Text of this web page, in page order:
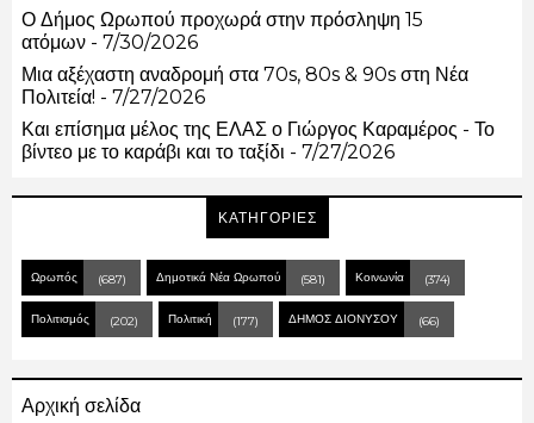
Ο Δήμος Ωρωπού προχωρά στην πρόσληψη 15
ατόμων - 7/30/2026
Μια αξέχαστη αναδρομή στα 70s, 80s & 90s στη Νέα
Πολιτεία! - 7/27/2026
Και επίσημα μέλος της ΕΛΑΣ ο Γιώργος Καραμέρος - Το
βίντεο με το καράβι και το ταξίδι - 7/27/2026
ΚΑΤΗΓΟΡΙΕΣ
Ωρωπός (687) Δημοτικά Νέα Ωρωπού (581) Κοινωνία (374)
Πολιτισμός (202) Πολιτική (177) ΔΗΜΟΣ ΔΙΟΝΥΣΟΥ (66)
Αρχική σελίδα